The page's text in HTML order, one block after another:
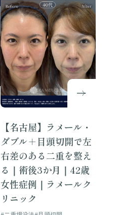
【名古屋】ラメール・
ダブル＋目頭切開で左
右差のある二重を整え
る｜術後3か月｜42歳
女性症例｜ラメールク
リニック